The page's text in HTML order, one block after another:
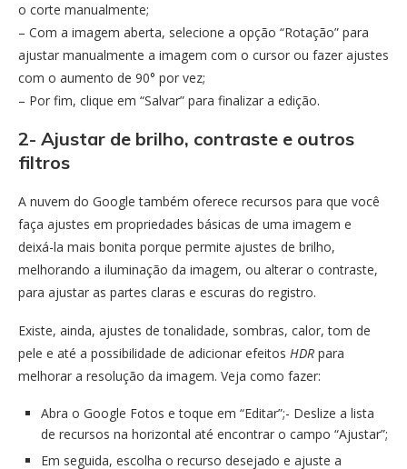
o corte manualmente;
– Com a imagem aberta, selecione a opção “Rotação” para
ajustar manualmente a imagem com o cursor ou fazer ajustes
com o aumento de 90° por vez;
– Por fim, clique em “Salvar” para finalizar a edição.
2- Ajustar de brilho, contraste e outros
filtros
A nuvem do Google também oferece recursos para que você
faça ajustes em propriedades básicas de uma imagem e
deixá-la mais bonita porque permite ajustes de brilho,
melhorando a iluminação da imagem, ou alterar o contraste,
para ajustar as partes claras e escuras do registro.
Existe, ainda, ajustes de tonalidade, sombras, calor, tom de
pele e até a possibilidade de adicionar efeitos HDR para
melhorar a resolução da imagem. Veja como fazer:
Abra o Google Fotos e toque em “Editar”;- Deslize a lista
de recursos na horizontal até encontrar o campo “Ajustar”;
Em seguida, escolha o recurso desejado e ajuste a